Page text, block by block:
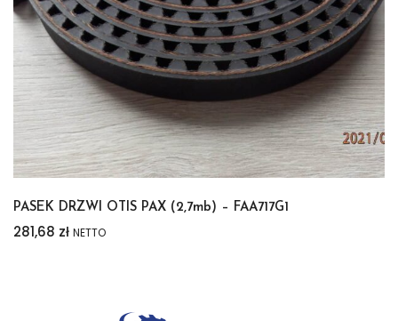
PASEK DRZWI OTIS PAX (2,7mb) – FAA717G1
281,68 zł NETTO